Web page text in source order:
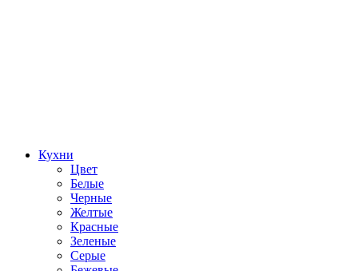
Кухни
Цвет
Белые
Черные
Желтые
Красные
Зеленые
Серые